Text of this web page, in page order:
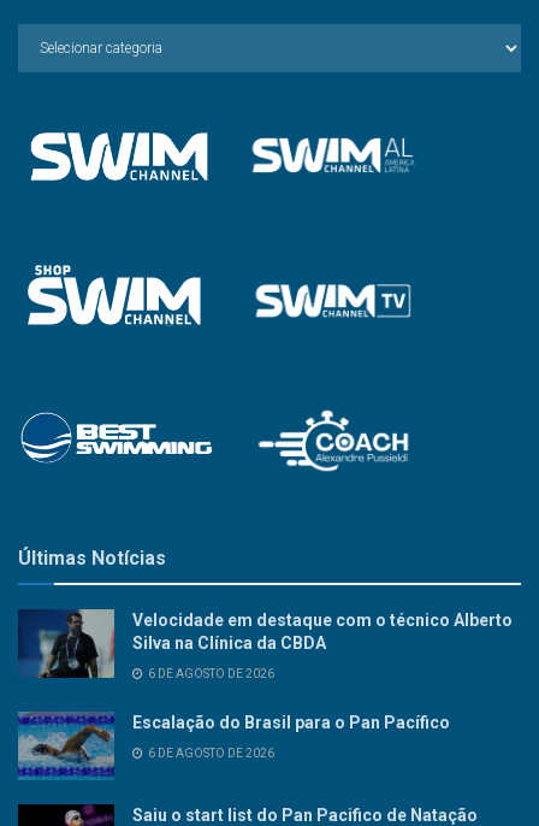
Últimas Notícias
Velocidade em destaque com o técnico Alberto
Silva na Clínica da CBDA
6 DE AGOSTO DE 2026
Escalação do Brasil para o Pan Pacífico
6 DE AGOSTO DE 2026
Saiu o start list do Pan Pacifico de Natação